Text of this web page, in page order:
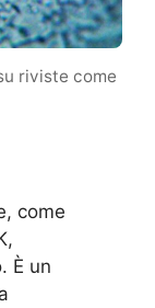
riviste come
come
È un